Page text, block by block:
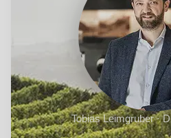
Tobias Leimgruber ·